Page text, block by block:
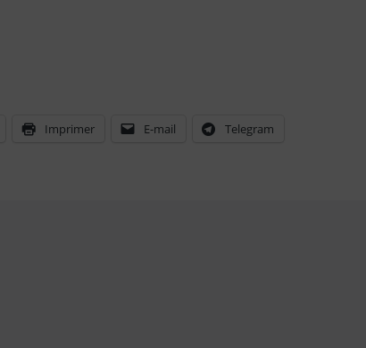
Imprimer E-mail Telegram